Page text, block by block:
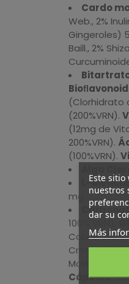
Cardo
Web., 2%
Gingeroles)
Baill., 2%
(Clorhidrato
(200%VRN).
(12mg de
200%VRN).
(100%VRN).
L-
mg.
100% VRN).
Cobre,
Cromo, 200
Cápsula:
Este
nuestros
dar su
Más